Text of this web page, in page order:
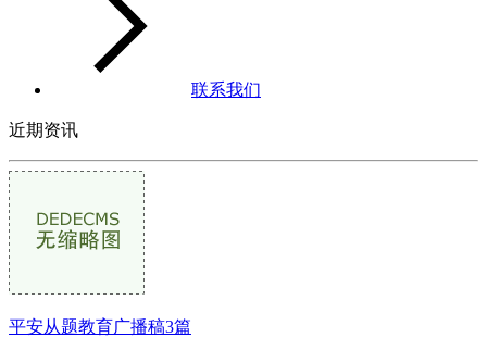
联系我们
近期资讯
平安从题教育广播稿3篇